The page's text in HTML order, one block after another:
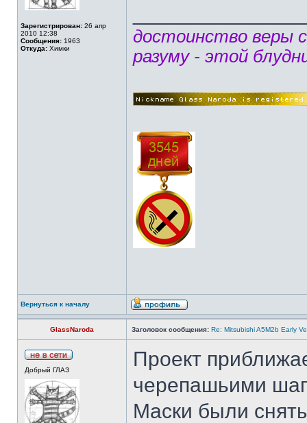
Зарегистрирован: 26 апр
2010 12:38
Сообщения: 1963
Откуда: Химки
достоинство веры
разуму - этой
Вернуться к началу
GlassNaroda Заголовок сообщения: Re: Mitsubishi A5M2b Early
Добрый ГЛАЗ
Проект
черепашьими
Маски были